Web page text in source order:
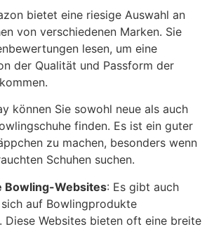
bietet eine riesige Auswahl an
von verschiedenen Marken. Sie
lesen, um eine
der Qualität und Passform der
können Sie sowohl neue als auch
finden. Es ist ein guter
zu machen, besonders wenn
Schuhen suchen.
Bowling-Websites: Es gibt auch
auf Bowlingprodukte
Diese Websites bieten oft eine breite